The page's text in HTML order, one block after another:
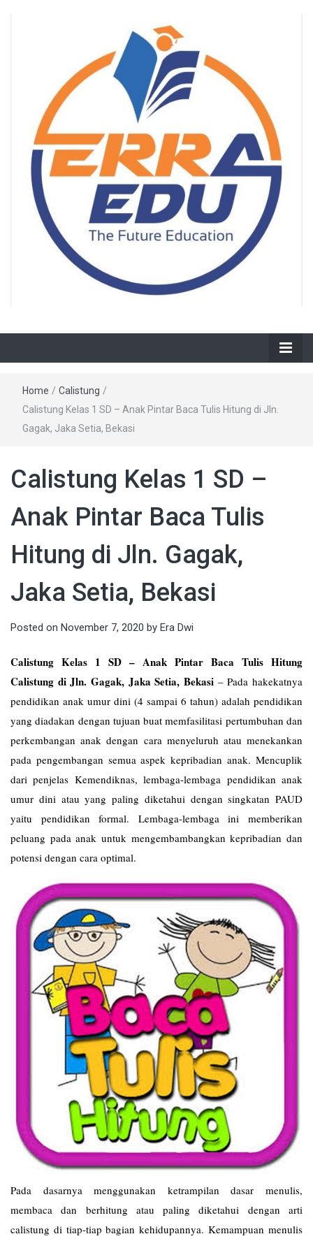
Home / Calistung /
Calistung Kelas 1 SD – Anak Pintar Baca Tulis Hitung di Jln.
Gagak, Jaka Setia, Bekasi
Calistung Kelas 1 SD –
Anak Pintar Baca Tulis
Hitung di Jln. Gagak,
Jaka Setia, Bekasi
Posted on November 7, 2020 by Era Dwi
Calistung Kelas 1 SD – Anak Pintar Baca Tulis Hitung
Calistung di Jln. Gagak, Jaka Setia, Bekasi –Pada hakekatnya
pendidikan anak umur dini (4 sampai 6 tahun) adalah pendidikan
yang diadakan dengan tujuan buat memfasilitasi pertumbuhan dan
perkembangan anak dengan cara menyeluruh atau menekankan
pada pengembangan semua aspek kepribadian anak. Mencuplik
dari penjelas Kemendiknas, lembaga-lembaga pendidikan anak
umur dini atau yang paling diketahui dengan singkatan PAUD
yaitu pendidikan formal. Lembaga-lembaga ini memberikan
peluang pada anak untuk mengembambangkan kepribadian dan
potensi dengan cara optimal.
Pada dasarnya menggunakan ketrampilan dasar menulis,
membaca dan berhitung atau paling diketahui dengan arti
calistung di tiap-tiap bagian kehidupannya. Kemampuan menulis